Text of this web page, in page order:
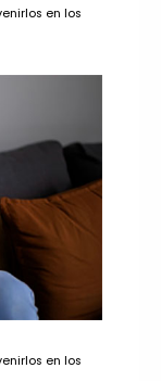
en los
en los